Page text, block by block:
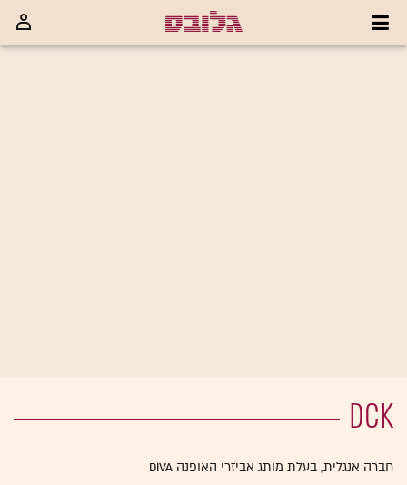
DCK
חברה אנגלית, בעלת מותג אביזרי האופנה DIVA